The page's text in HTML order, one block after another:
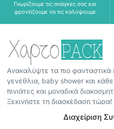
Διαχείριση
Γνωρίζουμε τις ανάγκες σας και
φροντίζουμε να τις καλύψουμε
Ανακαλύψτε τα πιο φανταστικά
γενέθλια, baby shower και
πινιάτες και μοναδικά
Ξεκινήστε τη διασκέδαση τώρα!